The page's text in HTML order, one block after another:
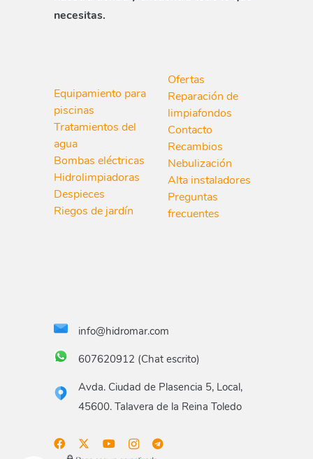
necesitas.
Equipamiento para
piscinas
Tratamientos del
agua
Bombas eléctricas
Hidrolimpiadoras
Despieces
Riegos de jardín
Ofertas
Reparación de
limpiafondos
Contacto
Recambios
Nebulización
Alta instaladores
Preguntas
frecuentes
info@hidromar.com
607620912 (Chat escrito)
Avda. Ciudad de Plasencia 5, Local,
45600. Talavera de la Reina Toledo